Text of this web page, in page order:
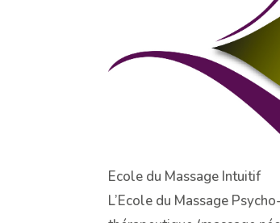
Ecole du Massage Intuitif
L’Ecole du Massage